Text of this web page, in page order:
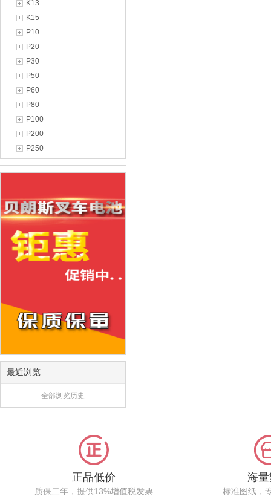
K13
K15
P10
P20
P30
P50
P60
P80
P100
P200
P250
最近浏览
全部浏览历史
正品低价
质保二年，提供13%增值税发票
海
标准图纸，